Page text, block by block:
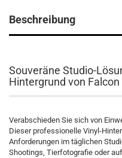
Beschreibung
Souveräne Studio-
Hintergrund von Falcon
Verabschieden Sie sich von
Dieser professionelle Vinyl-
Anforderungen im täglichen
Shootings, Tierfotografie oder